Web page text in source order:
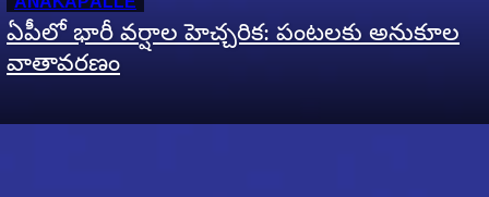
ఏపీలో భారీ వర్షాల హెచ్చరిక: పంటలకు అనుకూల
వాతావరణం